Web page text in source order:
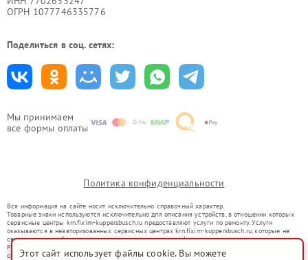
Мы принимаем
все формы оплаты
ОГРН 1077746335776
Поделиться в соц. сетях:
Политика конфиденциальности
Вся информация на сайте носит исключительно справочный характер.
Товарные знаки используются исключительно для описания устройств, в отношении которых
сервисные центры krn.fixim-kuppersbusch.ru предоставляют услуги по ремонту. Услуги
оказываются в неавторизованных сервисных центрах krn.fixim-kuppersbusch.ru, которые не
связаны с правообладателями товарных знаков или их официальными представителями.
Ремонт осуществляется для устройств, уже введенных в гражданский оборот в соответствии
со статьей 1487 ГК РФ.
Этот сайт использует файлы cookie. Вы можете